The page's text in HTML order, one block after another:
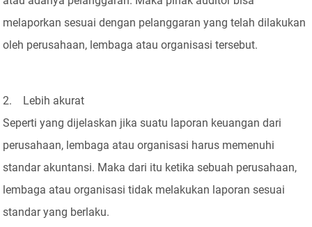
melaporkan sesuai dengan pelanggaran yang telah dilakukan
oleh perusahaan, lembaga atau organisasi tersebut.
2. Lebih akurat
Seperti yang dijelaskan jika suatu laporan keuangan dari
perusahaan, lembaga atau organisasi harus memenuhi
standar akuntansi. Maka dari itu ketika sebuah perusahaan,
lembaga atau organisasi tidak melakukan laporan sesuai
standar yang berlaku.